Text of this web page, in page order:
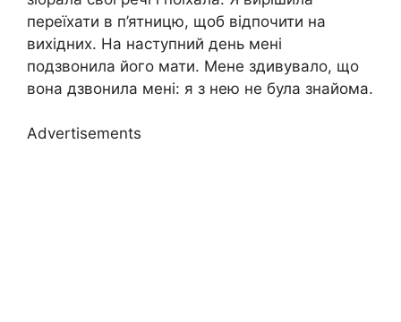
переїхати в п’ятницю, щоб відпочити на
вихідних. На наступний день мені
подзвонила його мати. Мене здивувало, що
вона дзвонила мені: я з нею не була знайома.
Advertisements